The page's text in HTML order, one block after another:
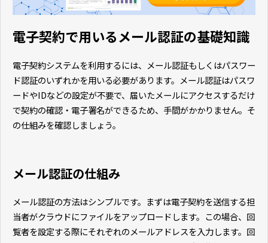
電子契約で用いるメール認証の基礎知識
電子契約システムを利用するには、メール認証もしくはパスワー
ド認証のいずれかを用いる必要があります。メール認証はパスワ
ードやIDなどの設定が不要で、届いたメールにアクセスするだけ
で契約の確認・電子署名ができるため、手間がかかりません。そ
の仕組みを確認しましょう。
メール認証の仕組み
メール認証の方法はシンプルです。まずは電子契約を送信する担
当者がクラウドにファイルをアップロードします。この場合、回
覧者を設定する際にそれぞれのメールアドレスを入力します。回